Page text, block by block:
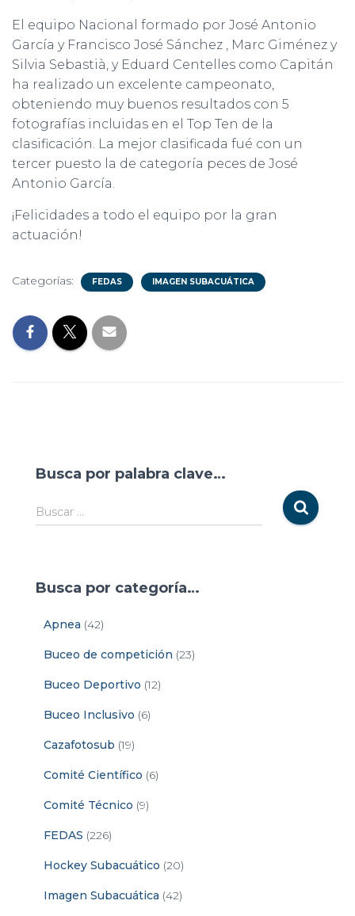
El equipo Nacional formado por José Antonio
García y Francisco José Sánchez , Marc Giménez y
Silvia Sebastià, y Eduard Centelles como Capitán
ha realizado un excelente campeonato,
obteniendo muy buenos resultados con 5
fotografías incluidas en el Top Ten de la
clasificación. La mejor clasificada fué con un
tercer puesto la de categoría peces de José
Antonio García.
¡Felicidades a todo el equipo por la gran
actuación!
Categorías: FEDAS IMAGEN SUBACUÁTICA
Busca por palabra clave…
Buscar …
Busca por categoría…
Apnea (42)
Buceo de competición (23)
Buceo Deportivo (12)
Buceo Inclusivo (6)
Cazafotosub (19)
Comité Científico (6)
Comité Técnico (9)
FEDAS (226)
Hockey Subacuático (20)
Imagen Subacuática (42)